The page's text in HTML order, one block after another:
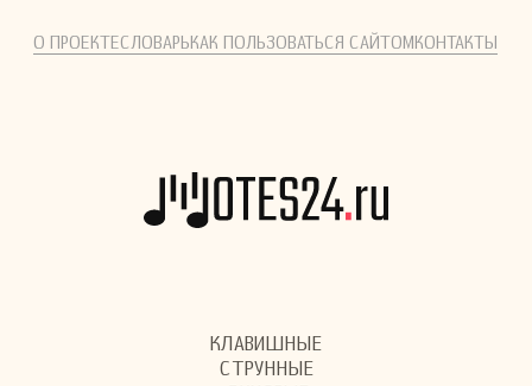
О ПРОЕКТЕСЛОВАРЬКАК ПОЛЬЗОВАТЬСЯ САЙТОМКОНТАКТЫ
КЛАВИШНЫЕ
СТРУННЫЕ